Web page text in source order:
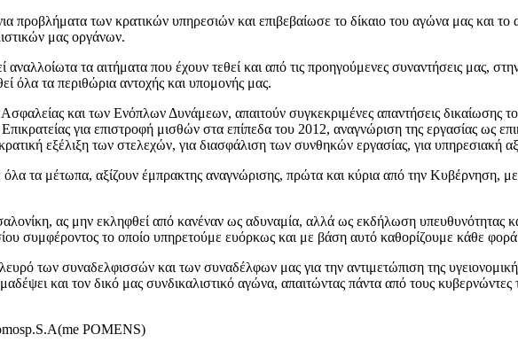
προβλήματα των κρατικών υπηρεσιών και επιβεβαίωσε το δίκαιο του αγώνα μας και
μας οργάνων.
αναλλοίωτα τα αιτήματα που έχουν τεθεί και από τις προηγούμενες συναντήσεις μας,
όλα τα περιθώρια αντοχής και υπομονής μας.
και των Ενόπλων Δυνάμεων, απαιτούν συγκεκριμένες απαντήσεις δικαίωσης
για επιστροφή μισθών στα επίπεδα του 2012, αναγνώριση της εργασίας ως
εξέλιξη των στελεχών, για διασφάλιση των συνθηκών εργασίας, για υπηρεσιακή
τα μέτωπα, αξίζουν έμπρακτης αναγνώρισης, πρώτα και κύρια από την Κυβέρνηση,
ας μην εκληφθεί από κανέναν ως αδυναμία, αλλά ως εκδήλωση υπευθυνότητας
συμφέροντος το οποίο υπηρετούμε ευόρκως και με βάση αυτό καθορίζουμε κάθε φορά
των συναδελφισσών και των συναδέλφων μας για την αντιμετώπιση της
και τον δικό μας συνδικαλιστικό αγώνα, απαιτώντας πάντα από τους